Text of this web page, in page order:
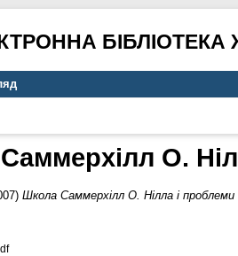
О.
Школа Саммерхілл О. Нілла і проблеми